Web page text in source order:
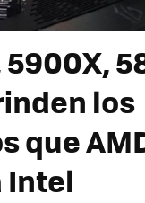
5900X,
los
que
Intel